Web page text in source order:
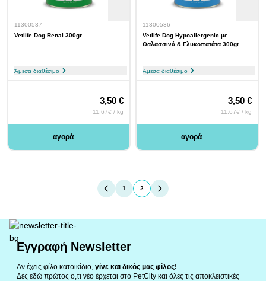
11300537
Vetlife Dog Renal 300gr
Άμεσα διαθέσιμο
3,50 €
11.67€ / kg
αγορά
11300536
Vetlife Dog Hypoallergenic με
Θαλασσινά & Γλυκοπατάτα 300gr
Άμεσα διαθέσιμο
3,50 €
11.67€ / kg
αγορά
You're currently reading page
1
Page
2
Εγγραφή Newsletter
Αν έχεις φίλο κατοικίδιο, γίνε και δικός μας φίλος!
Δες εδώ πρώτος ο,τι νέο έρχεται στο PetCity και όλες τις αποκλειστικές